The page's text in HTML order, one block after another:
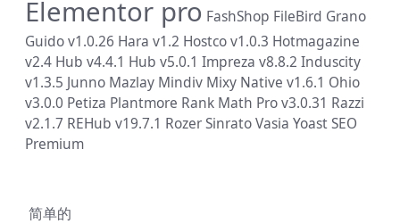
Elementor pro FashShop FileBird Grano
Guido v1.0.26 Hara v1.2 Hostco v1.0.3 Hotmagazine
v2.4 Hub v4.4.1 Hub v5.0.1 Impreza v8.8.2 Induscity
v1.3.5 Junno Mazlay Mindiv Mixy Native v1.6.1 Ohio
v3.0.0 Petiza Plantmore Rank Math Pro v3.0.31 Razzi
v2.1.7 REHub v19.7.1 RozerSinratoVasia Yoast SEO
Premium
简单的